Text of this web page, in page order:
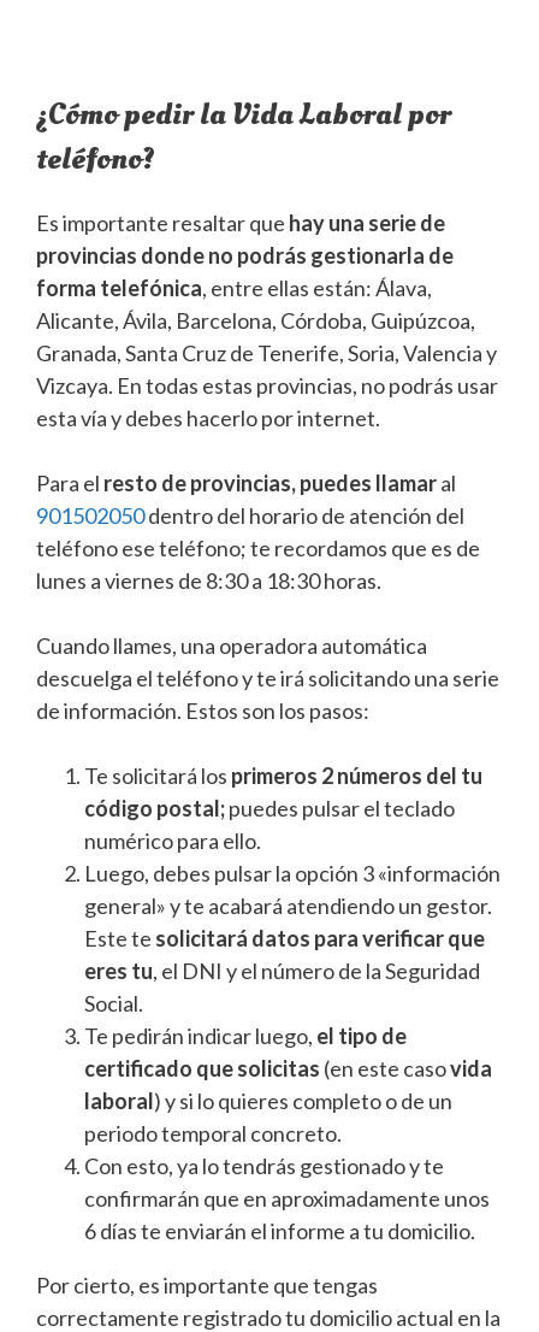
¿Cómo pedir la Vida Laboral por
teléfono?
Es importante resaltar que hay una serie de
provincias donde no podrás gestionarla de
forma telefónica, entre ellas están: Álava,
Alicante, Ávila, Barcelona, Córdoba, Guipúzcoa,
Granada, Santa Cruz de Tenerife, Soria, Valencia y
Vizcaya. En todas estas provincias, no podrás usar
esta vía y debes hacerlo por internet.
Para el resto de provincias, puedes llamaral
901502050dentro del horario de atención del
teléfono ese teléfono; te recordamos que es de
lunes a viernes de 8:30 a 18:30 horas.
Cuando llames, una operadora automática
descuelga el teléfono y te irá solicitando una serie
de información. Estos son los pasos:
Te solicitará los primeros 2 números del tu
código postal;puedes pulsar el teclado
numérico para ello.
Luego, debes pulsar la opción 3 «información
general» y te acabará atendiendo un gestor.
Este te solicitará datos para verificar que
eres tu, el DNI y el número de la Seguridad
Social.
Te pedirán indicar luego, el tipo de
certificado que solicitas (en este casovida
laboral) y si lo quieres completo o de un
periodo temporal concreto.
Con esto, ya lo tendrás gestionado y te
confirmarán que en aproximadamente unos
6 días te enviarán el informe a tu domicilio.
Por cierto, es importante que tengas
correctamente registrado tu domicilio actual en la